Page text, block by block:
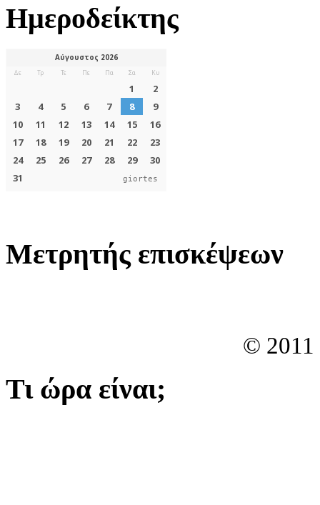
Ημεροδείκτης
giortes
Μετρητής επισκέψεων
©
Τι ώρα είναι;